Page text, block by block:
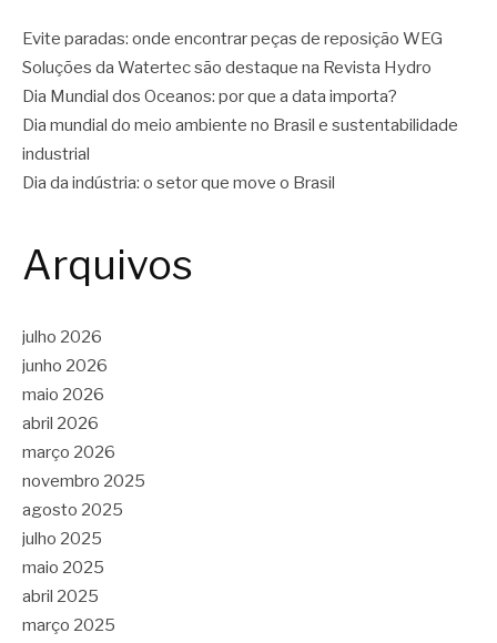
Evite paradas: onde encontrar peças de reposição WEG
Soluções da Watertec são destaque na Revista Hydro
Dia Mundial dos Oceanos: por que a data importa?
Dia mundial do meio ambiente no Brasil e sustentabilidade
industrial
Dia da indústria: o setor que move o Brasil
Arquivos
julho 2026
junho 2026
maio 2026
abril 2026
março 2026
novembro 2025
agosto 2025
julho 2025
maio 2025
abril 2025
março 2025